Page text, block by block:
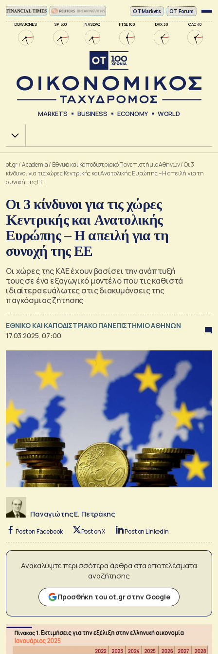
DOW JONES SP 500 NASDAQ FTSE 100 DAX 30 CAC 40
ΟΤ Markets OT Forum
MARKETS BUSINESS ECONOMY WORLD
Χ.Α.
ot.gr/Academia/ Εθνικό και Καποδιστριακό Πανεπιστήμιο Αθηνών/Οι 3
κίνδυνοι για τις χώρες Κεντρικής και Ανατολικής Ευρώπης – Η απειλή για τη
συνοχή της ΕΕ
Οι 3 κίνδυνοι για τις χώρες
Κεντρικής και Ανατολικής
Ευρώπης – Η απειλή για τη
συνοχή της ΕΕ
Οι χώρες της ΚΑΕ έχουν βασίσει την ανάπτυξή
τους σε ένα εξαγωγικό μοντέλο που τις καθιστά
ιδιαίτερα ευάλωτες στις διακυμάνσεις της
παγκόσμιας ζήτησης
ΕΘΝΙΚΟ ΚΑΙ ΚΑΠΟΔΙΣΤΡΙΑΚΟ ΠΑΝΕΠΙΣΤΗΜΙΟ ΑΘΗΝΩΝ
17.03.2025, 07:00
Παναγιώτης Ε. Πετράκης
Post on Facebook Post on X Post on LinkedIn
Ανακαλύψτε περισσότερα άρθρα στα αποτελέσματα
αναζήτησης
Προσθήκη του ot.gr στην Google